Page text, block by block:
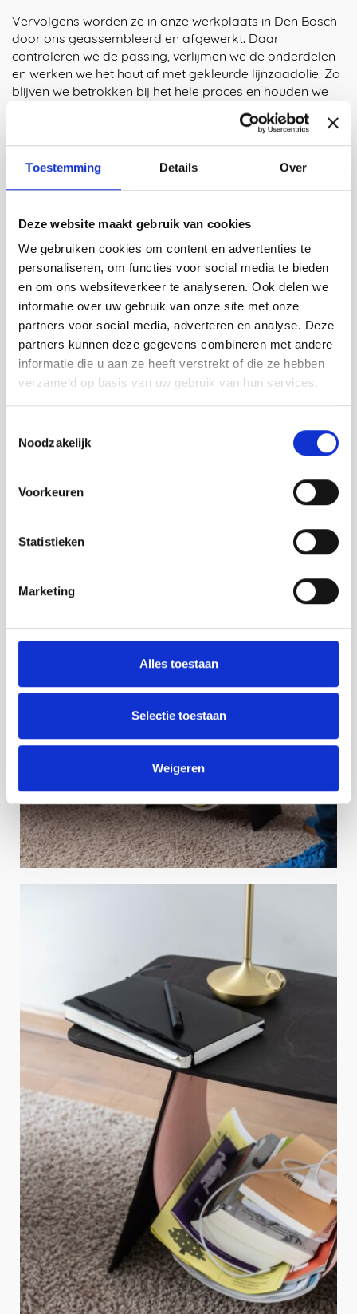
Toestemming Details Over
Deze website maakt gebruik van cookies
We gebruiken cookies om content en advertenties te
personaliseren, om functies voor social media te bieden
en om ons websiteverkeer te analyseren. Ook delen we
informatie over uw gebruik van onze site met onze
partners voor social media, adverteren en analyse. Deze
partners kunnen deze gegevens combineren met andere
informatie die u aan ze heeft verstrekt of die ze hebben
verzameld op basis van uw gebruik van hun services.
Noodzakelijk
Voorkeuren
Statistieken
Marketing
Alles toestaan
Selectie toestaan
Weigeren
Vervolgens worden ze in onze werkplaats in Den Bosch
door ons geassembleerd en afgewerkt. Daar
controleren we de passing, verlijmen we de onderdelen
en werken we het hout af met gekleurde lijnzaadolie. Zo
blijven we betrokken bij het hele proces en houden we
Die combinatie maakt dat je geen anoniem product in
gewerkt en waar meerdere mensen aan hebben
bijgedragen.
Voeg de Qui bijzettafel toe aan je interieur!
Qui is een bijzettafel die je er makkelijk bij pakt, snel een
plek krijgt in je interieur en helpt om je spullen binnen
handbereik te houden. Licht, functioneel en ontworpen
voor dagelijks gebruik.
Benieuwd hoe deze kleine tafel in jouw ruimte werkt?
Kies de uitvoering die bij je past en ervaar hoe Qui zich
vanzelf aanpast aan jouw manier van gebruiken.